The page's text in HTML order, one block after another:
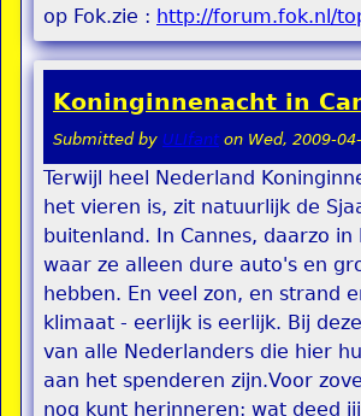
op Fok.zie : http://forum.fok.nl/
Koninginnenacht in
Submitted by ULIfanton Wed, 2009-
Terwijl heel Nederland
het vieren is, zit natuurlijk de
buitenland. In Cannes, daarzo in
waar ze alleen dure auto's en
hebben. En veel zon, en strand
klimaat - eerlijk is eerlijk. Bij
van alle Nederlanders die hier
aan het spenderen zijn.Voor
nog kunt herinneren: wat deed